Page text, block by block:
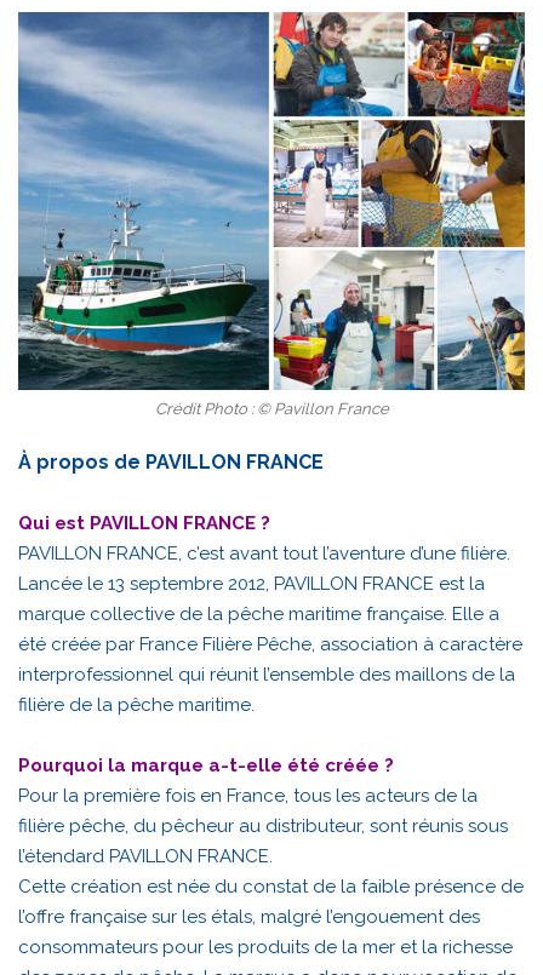
Crédit Photo : © Pavillon France
À propos de PAVILLON FRANCE
Qui est PAVILLON FRANCE ?
PAVILLON FRANCE, c’est avant tout l’aventure d’une filière.
Lancée le 13 septembre 2012, PAVILLON FRANCE est la
marque collective de la pêche maritime française. Elle a
été créée par France Filière Pêche, association à caractère
interprofessionnel qui réunit l’ensemble des maillons de la
filière de la pêche maritime.
Pourquoi la marque a-t-elle été créée ?
Pour la première fois en France, tous les acteurs de la
filière pêche, du pêcheur au distributeur, sont réunis sous
l’étendard PAVILLON FRANCE.
Cette création est née du constat de la faible présence de
l’offre française sur les étals, malgré l’engouement des
consommateurs pour les produits de la mer et la richesse